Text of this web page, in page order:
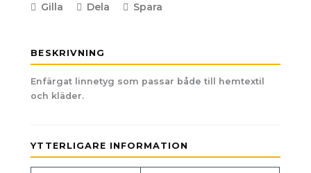
Gilla Dela Spara
BESKRIVNING
Enfärgat linnetyg som passar både till hemtextil
och kläder.
YTTERLIGARE INFORMATION